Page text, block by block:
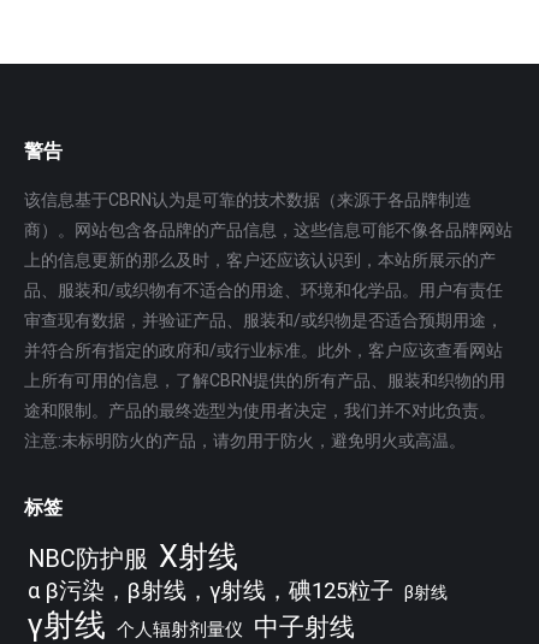
警告
该信息基于CBRN认为是可靠的技术数据（来源于各品牌制造
商）。网站包含各品牌的产品信息，这些信息可能不像各品牌网站
上的信息更新的那么及时，客户还应该认识到，本站所展示的产
品、服装和/或织物有不适合的用途、环境和化学品。用户有责任
审查现有数据，并验证产品、服装和/或织物是否适合预期用途，
并符合所有指定的政府和/或行业标准。此外，客户应该查看网站
上所有可用的信息，了解CBRN提供的所有产品、服装和织物的用
途和限制。产品的最终选型为使用者决定，我们并不对此负责。
注意:未标明防火的产品，请勿用于防火，避免明火或高温。
标签
NBC防护服 X射线
α β污染，β射线，γ射线，碘125粒子 β射线
γ射线 个人辐射剂量仪 中子射线